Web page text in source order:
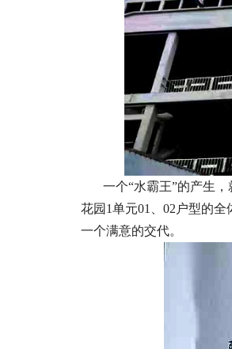
一个“水霸王”的产生，
花园1单元01、02户型的
一个满意的交代。